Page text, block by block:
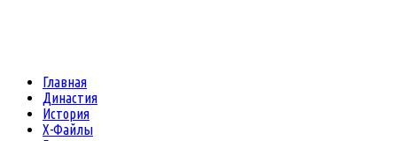
Главная
Династия
История
Х-Файлы